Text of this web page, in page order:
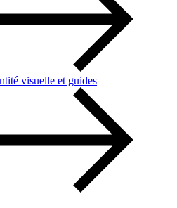
visuelle et guides